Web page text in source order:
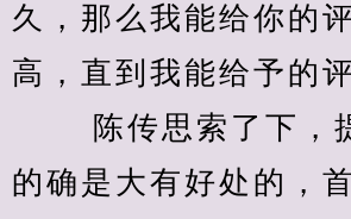
久，那么我能给你的
高，直到我能给予的
陈传思索了下，
的确是大有好处的，